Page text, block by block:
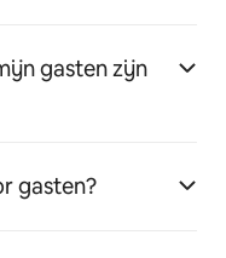
gasten zijn
gasten?